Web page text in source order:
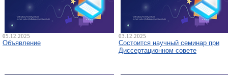
05.12.2025
Объявление
03.12.2025
Состоится научный семинар при
Диссертационном совете